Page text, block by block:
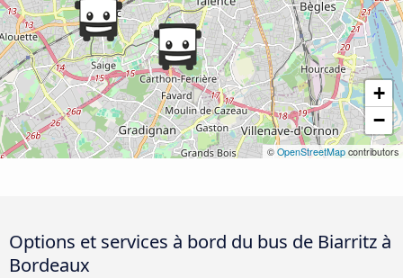
+
−
© OpenStreetMap contributors
Options et services à bord du bus de Biarritz à
Bordeaux